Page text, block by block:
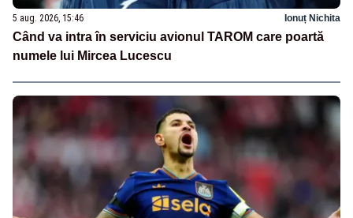
5 aug. 2026, 15:46 Ionuț Nichita
Când va intra în serviciu avionul TAROM care poartă
numele lui Mircea Lucescu